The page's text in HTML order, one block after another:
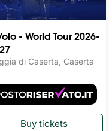
- World Tour 2026-
di Caserta, Caserta